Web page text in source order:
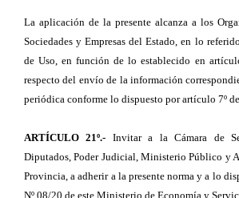
La aplicación de la presente alcanza a los
Sociedades y Empresas del Estado, en lo
de Uso, en función de lo establecido en
respecto del envío de la información
periódica conforme lo dispuesto por artículo 7º
ARTÍCULO 21º.- Invitar a la Cámara de
Diputados, Poder Judicial, Ministerio Público y
Provincia, a adherir a la presente norma y a lo
Nº 08/20 de este Ministerio de Economía y